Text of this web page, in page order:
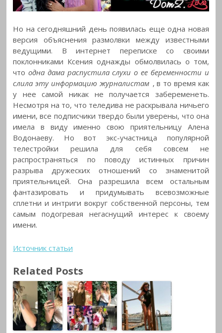
Но на сегодняшний день появилась еще одна новая
версия объяснения размолвки между известными
ведущими. В интернет переписке со своими
поклонниками Ксения однажды обмолвилась о том,
что одна дама распустила слухи о ее беременности и
слила эту информацию журналистам , в то время как
у нее самой никак не получается забеременеть.
Несмотря на то, что теледива не раскрывала ничьего
имени, все подписчики твердо были уверены, что она
имела в виду именно свою приятельницу Алена
Водонаеву. Но вот экс-участница популярной
телестройки решила для себя совсем не
распространяться по поводу истинных причин
разрыва дружеских отношений со знаменитой
приятельницей. Она разрешила всем остальным
фантазировать и придумывать всевозможные
сплетни и интриги вокруг собственной персоны, тем
самым подогревая негаснущий интерес к своему
имени.
Источник статьи
Related Posts